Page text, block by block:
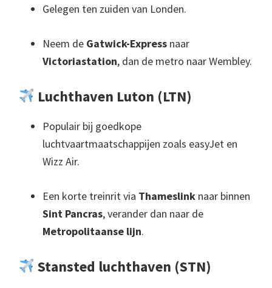
Gelegen ten zuiden van Londen.
Neem de Gatwick-Express naar
Victoriastation, dan de metro naar Wembley.
Luchthaven Luton (LTN)
Populair bij goedkope
luchtvaartmaatschappijen zoals easyJet en
Wizz Air.
Een korte treinrit via Thameslink naar binnen
Sint Pancras, verander dan naar de
Metropolitaanse lijn.
Stansted luchthaven (STN)